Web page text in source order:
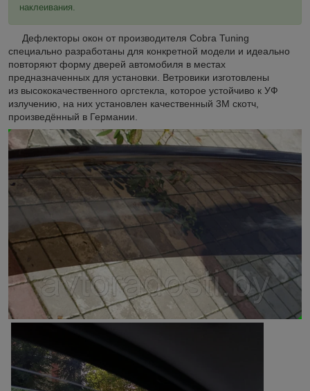
наклеивания.
Дефлекторы окон от производителя Cobra Tuning
специально разработаны для конкретной модели и идеально
повторяют форму дверей автомобиля в местах
предназначенных для установки. Ветровики изготовлены
из высококачественного оргстекла, которое устойчиво к УФ
излучению, на них установлен качественный 3М скотч,
произведённый в Германии.